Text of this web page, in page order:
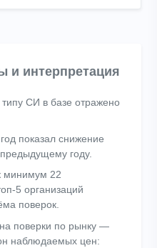
интерпретация
СИ в базе отражено
показал снижение
году.
минимум 22
5 организаций
поверок.
поверки по рынку —
наблюдаемых цен: